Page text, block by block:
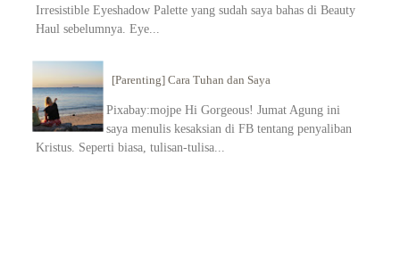
Irresistible Eyeshadow Palette yang sudah saya bahas di Beauty
Haul sebelumnya. Eye...
[Parenting] Cara Tuhan dan Saya
Pixabay:mojpe Hi Gorgeous! Jumat Agung ini
saya menulis kesaksian di FB tentang penyaliban
Kristus. Seperti biasa, tulisan-tulisa...